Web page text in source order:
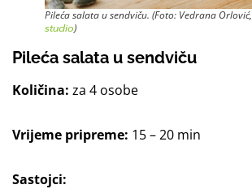
Pileća salata u sendviču. (Foto: Vedrana Orlović,
studio)
Pileća salata u sendviču
Količina: za 4 osobe
Vrijeme pripreme: 15 – 20 min
Sastojci: